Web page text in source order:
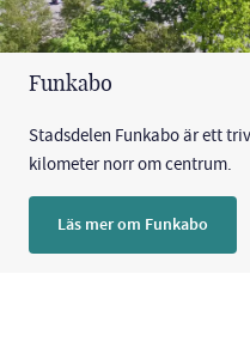
Funkabo
Stadsdelen Funkabo är ett
kilometer norr om centrum.
Läs mer om Funkabo